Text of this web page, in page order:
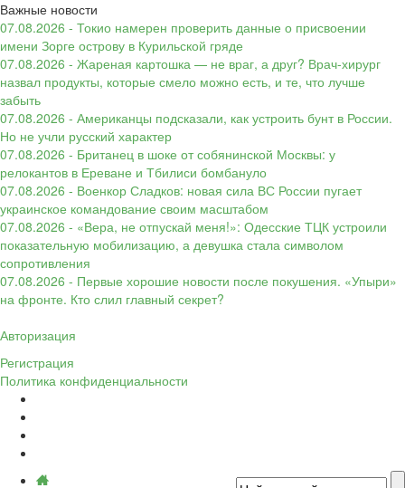
Важные новости
07.08.2026 - Токио намерен проверить данные о присвоении
имени Зорге острову в Курильской гряде
07.08.2026 - Жареная картошка — не враг, а друг? Врач-хирург
назвал продукты, которые смело можно есть, и те, что лучше
забыть
07.08.2026 - Американцы подсказали, как устроить бунт в России.
Но не учли русский характер
07.08.2026 - Британец в шоке от собянинской Москвы: у
релокантов в Ереване и Тбилиси бомбануло
07.08.2026 - Военкор Сладков: новая сила ВС России пугает
украинское командование своим масштабом
07.08.2026 - «Вера, не отпускай меня!»: Одесские ТЦК устроили
показательную мобилизацию, а девушка стала символом
сопротивления
07.08.2026 - Первые хорошие новости после покушения. «Упыри»
на фронте. Кто слил главный секрет?
Авторизация
Регистрация
Политика конфиденциальности